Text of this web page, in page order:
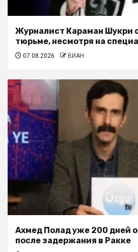
Журналист Караман Шукри
тюрьме, несмотря на
07.08.2026 ВИАН
Ахмед Полад уже 200 дней
после задержания в Ракке